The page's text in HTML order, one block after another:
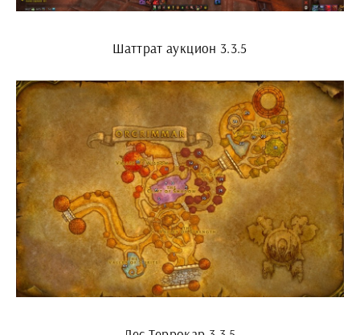
Шаттрат аукцион 3.3.5